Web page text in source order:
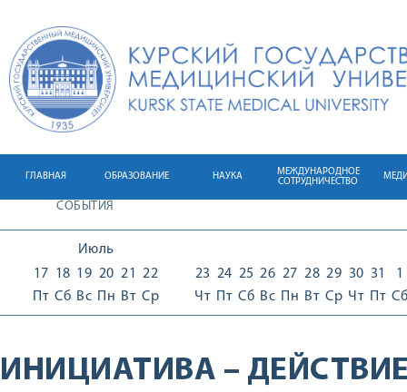
ГЛАВНАЯ ОБРАЗОВАНИЕ НАУКА
МЕЖДУНАРОДНОЕ
СОТРУДНИЧЕСТВО
СОБЫТИЯ
Июль
17
Пт
18
Сб
19
Вс
20
Пн
21
Вт
22
Ср
23
Чт
24
Пт
25
Сб
26
Вс
27
Пн
28
Вт
29
Ср
30
Чт
31
Пт
1
Сб
ИНИЦИАТИВА –